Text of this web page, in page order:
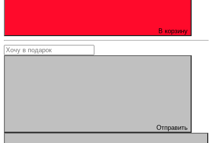
В корзину
Отправить